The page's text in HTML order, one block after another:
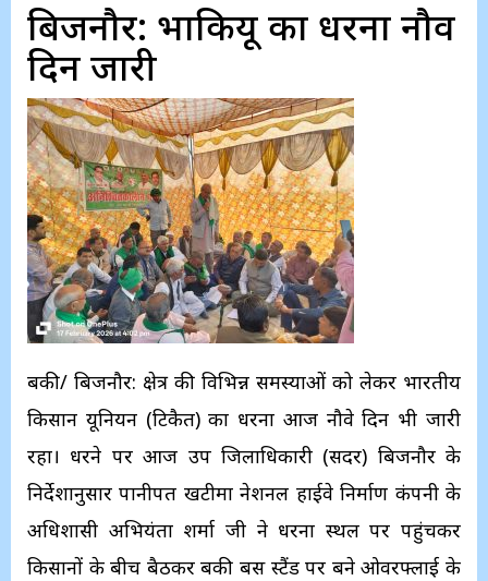
बिजनौर: भाकियू का धरना नौवें
दिन जारी
बरूकी/ बिजनौर: क्षेत्र की विभिन्न समस्याओं को लेकर भारतीय
किसान यूनियन (टिकैत) का धरना आज नौवे दिन भी जारी
रहा। धरने पर आज उप जिलाधिकारी (सदर) बिजनौर के
निर्देशानुसार पानीपत खटीमा नेशनल हाईवे निर्माण कंपनी के
अधिशासी अभियंता शर्मा जी ने धरना स्थल पर पहुंचकर
किसानों के बीच बैठकर बरूकी बस स्टैंड पर बने ओवरफ्लाई के